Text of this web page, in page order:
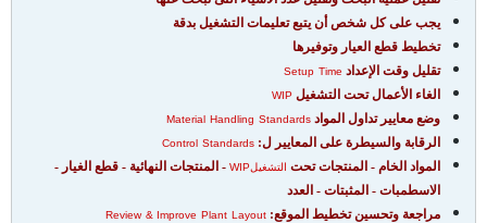
يجب على كل شخص أن يتبع تعليمات التشغيل بدقة
تخطيط قطع العيار وتوفيرها
تقليل وقت الإعداد
Setup Time
الغاء الأعمال تحت التشغيل WIP
وضع معايير تداول المواد Material Handling Standards
الرقابة والسيطرة على المعايير ل: Control Standards
المواد الخام - المنتجات تحت التشغيلWIP
- المنتجات النهائية - قطع الغيار -
الاسطمبات - المثبتات - العدد
مراجعة وتحسين تخطيط الموقع:
Review & Improve Plant Layout